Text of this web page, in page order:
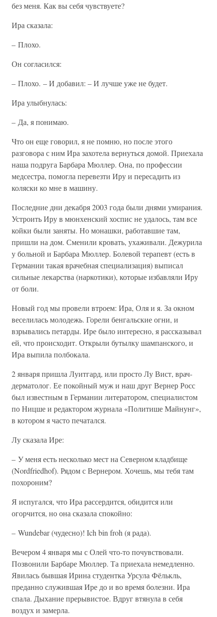
без меня. Как вы себя чувствуете?
Ира сказала:
– Плохо.
Он согласился:
– Плохо. – И добавил: – И лучше уже не будет.
Ира улыбнулась:
– Да, я понимаю.
Что он еще говорил, я не помню, но после этого
разговора с ним Ира захотела вернуться домой. Приехала
наша подруга Барбара Мюллер. Она, по профессии
медсестра, помогла перевезти Иру и пересадить из
коляски ко мне в машину.
Последние дни декабря 2003 года были днями умирания.
Устроить Иру в мюнхенский хоспис не удалось, там все
койки были заняты. Но монашки, работавшие там,
пришли на дом. Сменили кровать, ухаживали. Дежурила
у больной и Барбара Мюллер. Болевой терапевт (есть в
Германии такая врачебная специализация) выписал
сильные лекарства (наркотики), которые избавляли Иру
от боли.
Новый год мы провели втроем: Ира, Оля и я. За окном
веселилась молодежь. Горели бенгальские огни, и
взрывались петарды. Ире было интересно, я рассказывал
ей, что происходит. Открыли бутылку шампанского, и
Ира выпила полбокала.
2 января пришла Луитгард, или просто Лу Вист, врач-
дерматолог. Ее покойный муж и наш друг Вернер Росс
был известным в Германии литератором, специалистом
по Ницше и редактором журнала «Политише Майнунг»,
в котором я часто печатался.
Лу сказала Ире:
– У меня есть несколько мест на Северном кладбище
(Nordfriedhof). Рядом с Вернером. Хочешь, мы тебя там
похороним?
Я испугался, что Ира рассердится, обидится или
огорчится, но она сказала спокойно:
– Wundebar (чудесно)! Ich bin froh (я рада).
Вечером 4 января мы с Олей что-то почувствовали.
Позвонили Барбаре Мюллер. Та приехала немедленно.
Явилась бывшая Ирина студентка Урсула Фёлькль,
преданно служившая Ире до и во время болезни. Ира
спала. Дыхание прерывистое. Вдруг втянула в себя
воздух и замерла.